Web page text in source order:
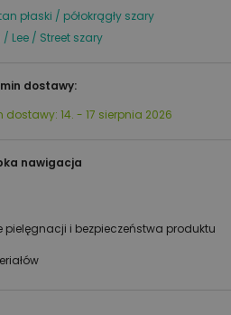
płaski / półokrągły szary
Lee / Street szary
dostawy:
dostawy: 14. - 17 sierpnia 2026
nawigacja
pielęgnacji i bezpieczeństwa produktu